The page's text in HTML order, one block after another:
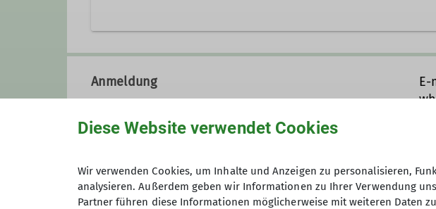
Anmeldung E-
Maximale Teilnehmeranzahl 15
Diese Website verwendet Cookies
Wir verwenden Cookies, um Inhalte und Anzeigen zu personalisieren,
analysieren. Außerdem geben wir Informationen zu Ihrer Verwendung
Partner führen diese Informationen möglicherweise mit weiteren Daten